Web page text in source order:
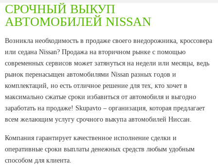
СРОЧНЫЙ ВЫКУП
АВТОМОБИЛЕЙ NISSAN
Возникла необходимость в продаже своего внедорожника, кроссовера
или седана Nissan? Продажа на вторичном рынке с помощью
современных сервисов может затянуться на недели или месяцы, ведь
рынок перенасыщен автомобилями Nissan разных годов и
комплектаций, но есть отличное решение для тех, кто хочет в
максимально сжатые сроки избавиться от автомобиля и выгодно
заработать на продаже! Skupavto – организация, которая предлагает
всем желающим услугу срочного выкупа автомобилей Ниссан.
Компания гарантирует качественное исполнение сделки и
оперативные сроки выплаты денежных средств любым удобным
способом для клиента.